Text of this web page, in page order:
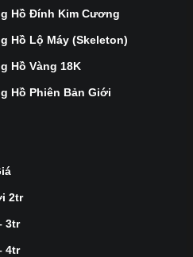
Hồ Đính Kim Cương
Hồ Lộ Máy (Skeleton)
Hồ Vàng 18K
Hồ Phiên Bản Giới
2tr
3tr
4tr